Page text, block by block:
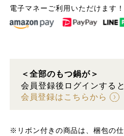
電子マネーご利用いただけます！
＜全部のもつ鍋が＞
会員登録後ログインする
会員登録はこちらから
※リボン付きの商品は、梱包の